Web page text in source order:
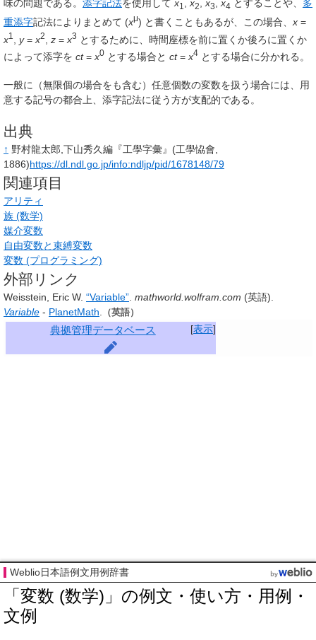
味の問題である。 添字記法を使用してx1 ,x2,x3,x4 とすることや、 多
重添字記法によりまとめて (xμ) と書くこともあるが、この場合、 x =
x1 y= x2 z = x3 とするために、時間座標を前に置くか後ろに置くか
によって添字を ct= x0 とする場合と ct= x4 とする場合に分かれる。
一般に（無限個の場合をも含む）任意個数の変数を扱う場合には、用
意する記号の都合上、添字記法に従う方が支配的である。
出典
↑ 野村龍太郎,下山秀久編『工學字彙』(工學恊會,
1886)https://dl.ndl.go.jp/info:ndljp/pid/1678148/79
関連項目
アリティ
族 (数学)
媒介変数
自由変数と束縛変数
変数 (プログラミング)
外部リンク
Weisstein, Eric W. “Variable”. mathworld.wolfram.com (英語).
Variable - PlanetMath. （英語）
[表示]
典拠管理データベース
Weblio日本語例文用例辞書
「変数 (数学)」の例文・使い方・用例・
文例